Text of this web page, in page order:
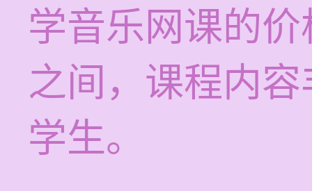
学音乐网课的
之间，课程内
学生。